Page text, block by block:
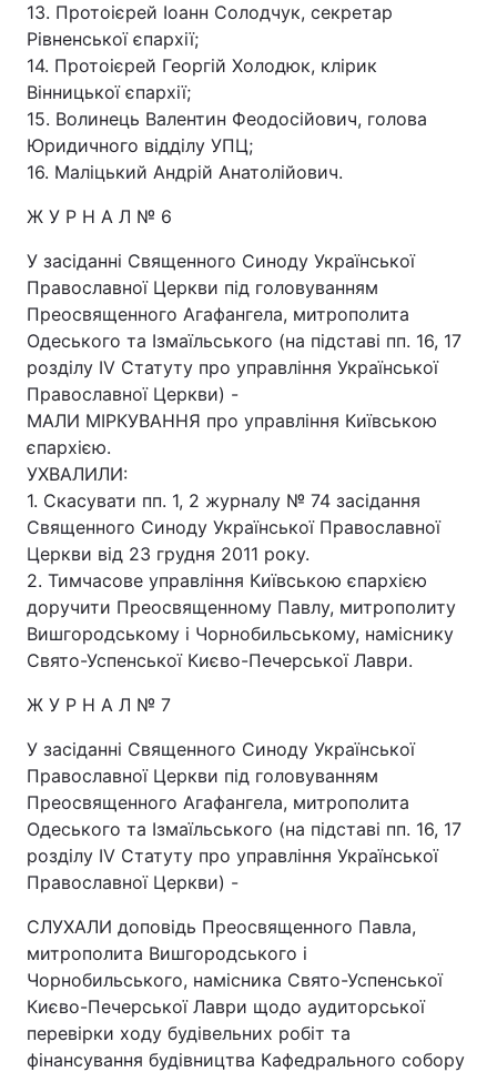
13. Протоієрей Іоанн Солодчук, секретар
Рівненської єпархії;
14. Протоієрей Георгій Холодюк, клірик
Вінницької єпархії;
15. Волинець Валентин Феодосійович, голова
Юридичного відділу УПЦ;
16. Маліцький Андрій Анатолійович.
Ж У Р Н А Л № 6
У засіданні Священного Синоду Української
Православної Церкви під головуванням
Преосвященного Агафангела, митрополита
Одеського та Ізмаїльського (на підставі пп. 16, 17
розділу IV Статуту про управління Української
Православної Церкви) -
МАЛИ МІРКУВАННЯ про управління Київською
єпархією.
УХВАЛИЛИ:
1. Скасувати пп. 1, 2 журналу № 74 засідання
Священного Синоду Української Православної
Церкви від 23 грудня 2011 року.
2. Тимчасове управління Київською єпархією
доручити Преосвященному Павлу, митрополиту
Вишгородському і Чорнобильському, наміснику
Свято-Успенської Києво-Печерської Лаври.
Ж У Р Н А Л № 7
У засіданні Священного Синоду Української
Православної Церкви під головуванням
Преосвященного Агафангела, митрополита
Одеського та Ізмаїльського (на підставі пп. 16, 17
розділу IV Статуту про управління Української
Православної Церкви) -
СЛУХАЛИ доповідь Преосвященного Павла,
митрополита Вишгородського і
Чорнобильського, намісника Свято-Успенської
Києво-Печерської Лаври щодо аудиторської
перевірки ходу будівельних робіт та
фінансування будівництва Кафедрального собору